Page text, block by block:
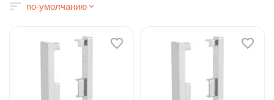
по-умолчанию